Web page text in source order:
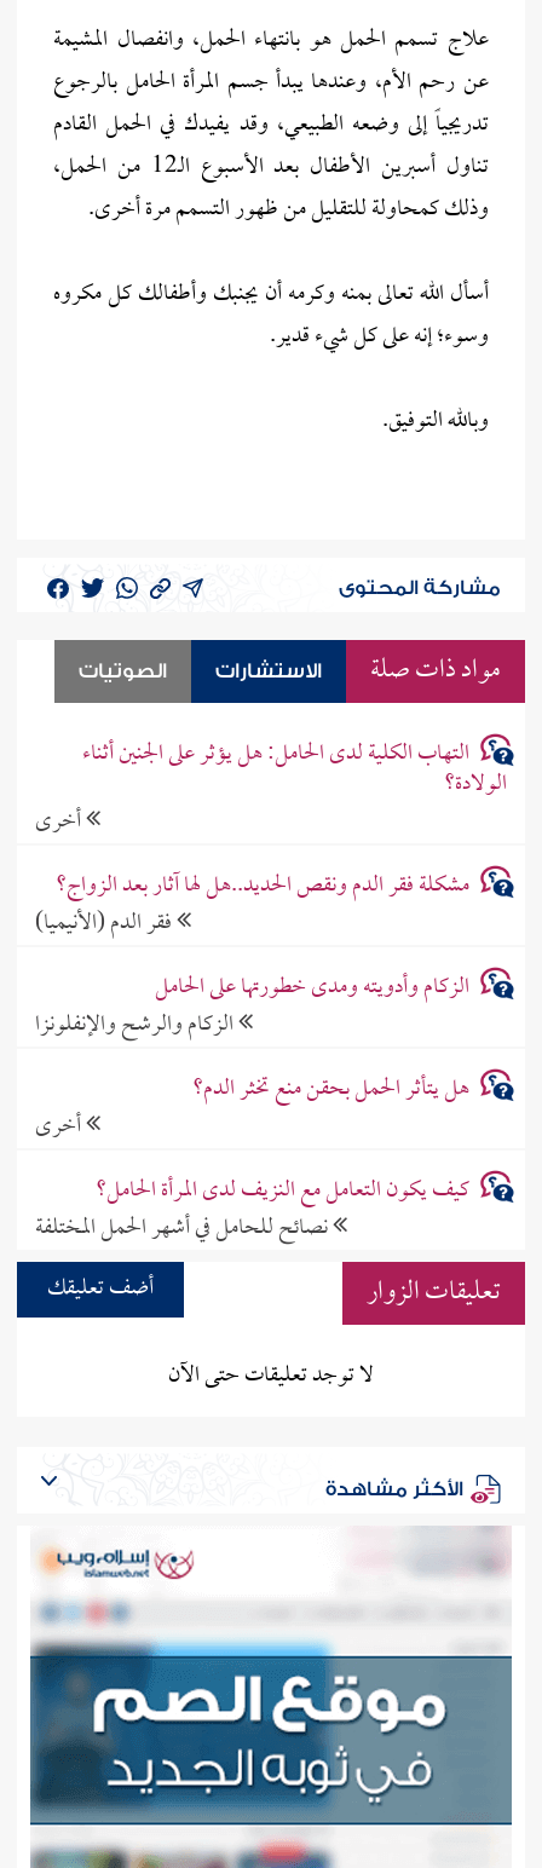
علاج تسمم الحمل هو بانتهاء الحمل، وانفصال المشيمة
عن رحم الأم، وعندها يبدأ جسم المرأة الحامل بالرجوع
تدريجياً إلى وضعه الطبيعي، وقد يفيدك في الحمل القادم
تناول أسبرين الأطفال بعد الأسبوع الـ12 من الحمل،
وذلك كمحاولة للتقليل من ظهور التسمم مرة أخرى.
أسأل الله تعالى بمنه وكرمه أن يجنبك وأطفالك كل مكروه
وسوء؛ إنه على كل شيء قدير.
وبالله التوفيق.
مشاركة المحتوى
مواد ذات صلة الاستشارات الصوتيات
التهاب الكلية لدى الحامل: هل يؤثر على الجنين أثناء
الولادة؟
أخرى
مشكلة فقر الدم ونقص الحديد..هل لها آثار بعد الزواج؟
فقر الدم (الأنيميا)
الزكام وأدويته ومدى خطورتها على الحامل
الزكام والرشح والإنفلونزا
هل يتأثر الحمل بحقن منع تخثر الدم؟
أخرى
كيف يكون التعامل مع النزيف لدى المرأة الحامل؟
نصائح للحامل في أشهر الحمل المختلفة
تعليقات الزوار
أضف تعليقك
لا توجد تعليقات حتى الآن
الأكثر مشاهدة